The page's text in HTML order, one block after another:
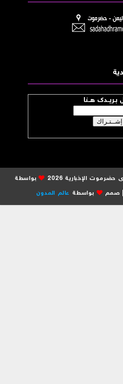
هــنا
صدى حضرموت
الإخبارية 2026
بواسطة
بواسطةعالم المدون